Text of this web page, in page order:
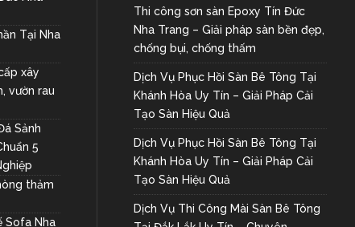
Tại Nha
xây
vườn rau
Sảnh
5
thảm
Sofa Nha
Thi công sơn sàn Epoxy Tín Đức
Nha Trang – Giải pháp sàn bền đẹp,
chống bụi, chống thấm
Dịch Vụ Phục Hồi Sàn Bê Tông Tại
Khánh Hòa Uy Tín – Giải Pháp Cải
Tạo Sàn Hiệu Quả
Dịch Vụ Phục Hồi Sàn Bê Tông Tại
Khánh Hòa Uy Tín – Giải Pháp Cải
Tạo Sàn Hiệu Quả
Dịch Vụ Thi Công Mài Sàn Bê Tông